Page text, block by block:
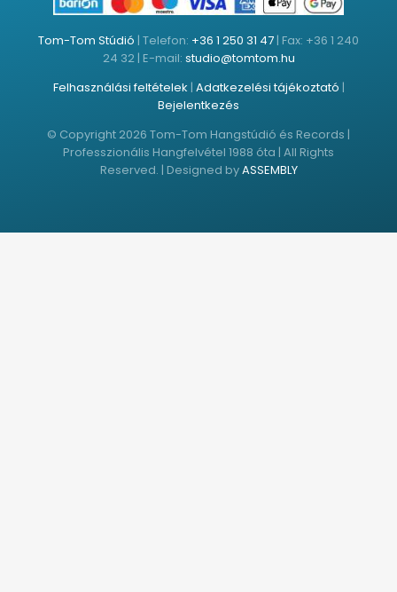
Tom-Tom Stúdió | Telefon: +36 1 250 31 47 | Fax: +36 1 240
24 32 | E-mail: studio@tomtom.hu
Felhasználási feltételek | Adatkezelési tájékoztató |
Bejelentkezés
© Copyright 2026 Tom-Tom Hangstúdió és Records |
Professzionális Hangfelvétel 1988 óta | All Rights
Reserved. | Designed byASSEMBLY